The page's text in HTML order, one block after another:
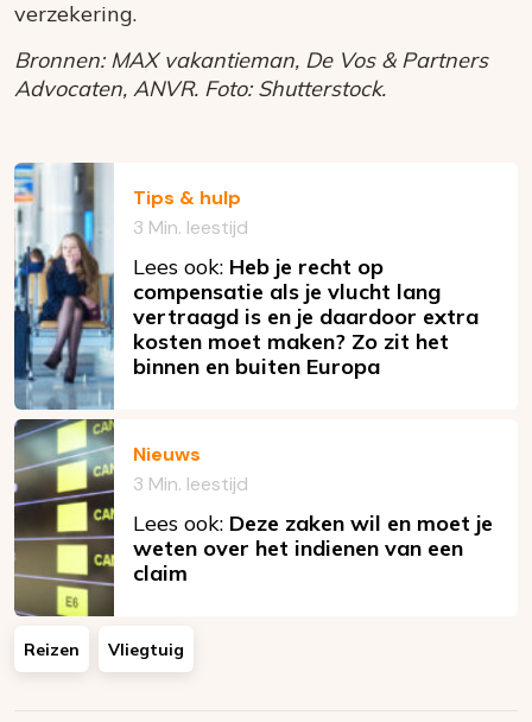
verzekering.
Bronnen: MAX vakantieman, De Vos & Partners
Advocaten, ANVR. Foto: Shutterstock.
Tips & hulp
3 Min. leestijd
Lees ook: Heb je recht op
compensatie als je vlucht lang
vertraagd is en je daardoor extra
kosten moet maken? Zo zit het
binnen en buiten Europa
Nieuws
3 Min. leestijd
Lees ook: Deze zaken wil en moet je
weten over het indienen van een
claim
Reizen Vliegtuig